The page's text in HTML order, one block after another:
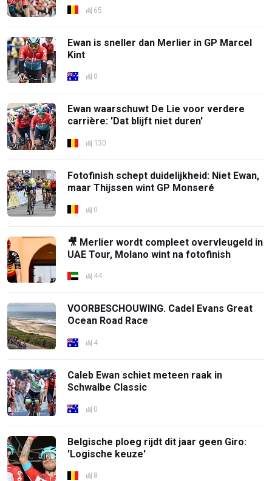
65
Ewan is sneller dan Merlier in GP Marcel
Kint
0
Ewan waarschuwt De Lie voor verdere
carrière: 'Dat blijft niet duren'
130
Fotofinish schept duidelijkheid: Niet Ewan,
maar Thijssen wint GP Monseré
0
🎥 Merlier wordt compleet overvleugeld in
UAE Tour, Molano wint na fotofinish
44
VOORBESCHOUWING. Cadel Evans Great
Ocean Road Race
4
Caleb Ewan schiet meteen raak in
Schwalbe Classic
0
Belgische ploeg rijdt dit jaar geen Giro:
'Logische keuze'
8